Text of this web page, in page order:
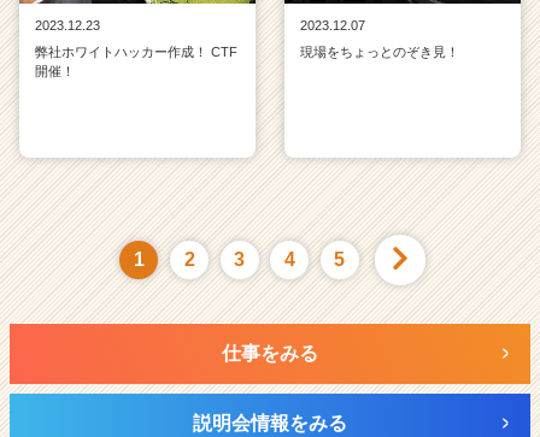
2023.12.23
弊社ホワイトハッカー作成！ CTF
開催！
2023.12.07
現場をちょっとのぞき見！
1 2 3 4 5
仕事をみる
説明会情報をみる